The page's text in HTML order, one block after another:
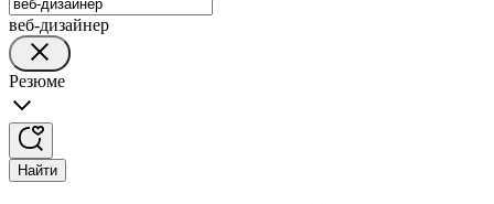
веб-дизайнер
Резюме
Найти